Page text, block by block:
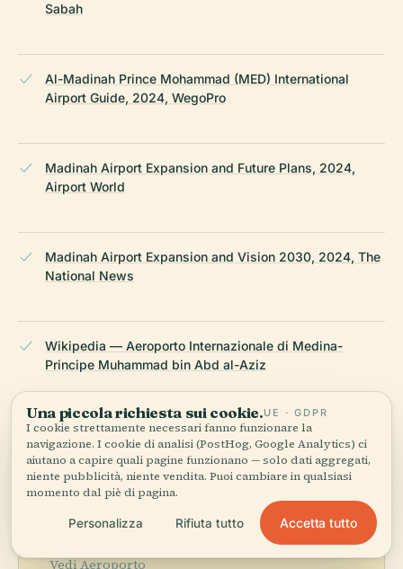
Sabah
Al-Madinah Prince Mohammad (MED) International
Airport Guide, 2024, WegoPro
Madinah Airport Expansion and Future Plans, 2024,
Airport World
Madinah Airport Expansion and Vision 2030, 2024, The
National News
Wikipedia — Aeroporto Internazionale di Medina-
Principe Muhammad bin Abd al-Aziz
ULTIMA REVISIONE: AUGUST 2025
Ricercato da Wikidata, Wikipedia e fonti ufficiali · verificato ·
Come creiamo le nostre guide →
Esplora la zona
Vedi Aeroporto
Una piccola richiesta sui cookie.UE · GDPR
I cookie strettamente necessari fanno funzionare la
navigazione. I cookie di analisi (PostHog, Google Analytics) ci
aiutano a capire quali pagine funzionano — solo dati aggregati,
niente pubblicità, niente vendita. Puoi cambiare in qualsiasi
momento dal piè di pagina.
Personalizza Rifiuta tutto Accetta tutto